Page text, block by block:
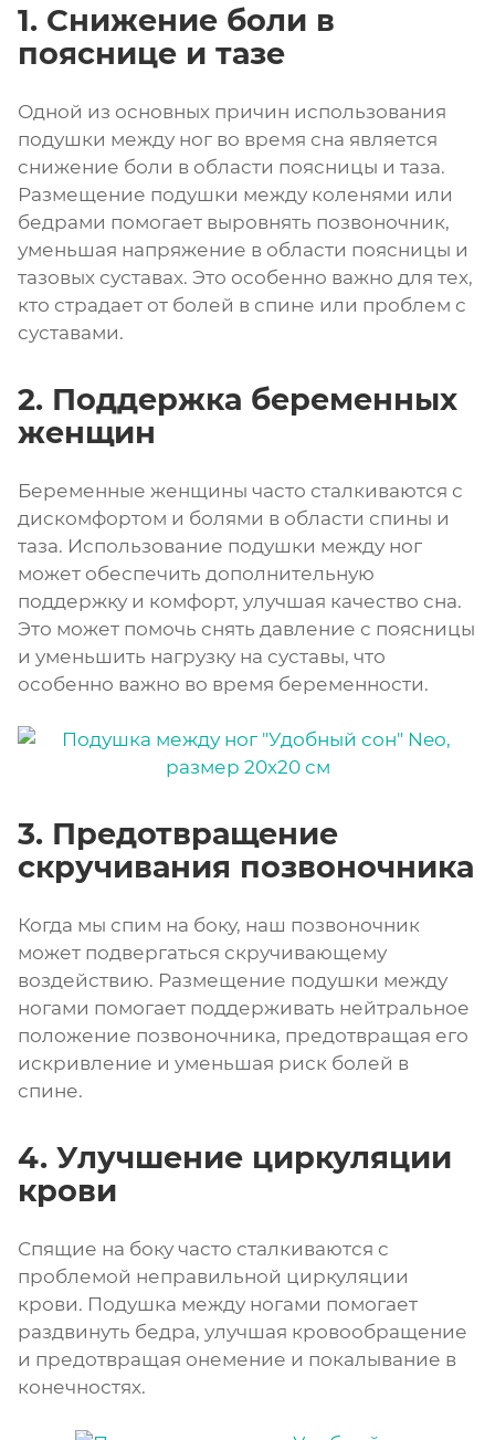
1. Снижение боли в
пояснице и тазе
Одной из основных причин использования
подушки между ног во время сна является
снижение боли в области поясницы и таза.
Размещение подушки между коленями или
бедрами помогает выровнять позвоночник,
уменьшая напряжение в области поясницы и
тазовых суставах. Это особенно важно для тех,
кто страдает от болей в спине или проблем с
суставами.
2. Поддержка беременных
женщин
Беременные женщины часто сталкиваются с
дискомфортом и болями в области спины и
таза. Использование подушки между ног
может обеспечить дополнительную
поддержку и комфорт, улучшая качество сна.
Это может помочь снять давление с поясницы
и уменьшить нагрузку на суставы, что
особенно важно во время беременности.
3. Предотвращение
скручивания позвоночника
Когда мы спим на боку, наш позвоночник
может подвергаться скручивающему
воздействию. Размещение подушки между
ногами помогает поддерживать нейтральное
положение позвоночника, предотвращая его
искривление и уменьшая риск болей в
спине.
4. Улучшение циркуляции
крови
Спящие на боку часто сталкиваются с
проблемой неправильной циркуляции
крови. Подушка между ногами помогает
раздвинуть бедра, улучшая кровообращение
и предотвращая онемение и покалывание в
конечностях.